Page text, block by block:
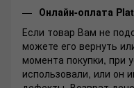
Онлайн-оплата
Если товар Вам не
можете его вернуть
момента покупки, при
использовали, или он